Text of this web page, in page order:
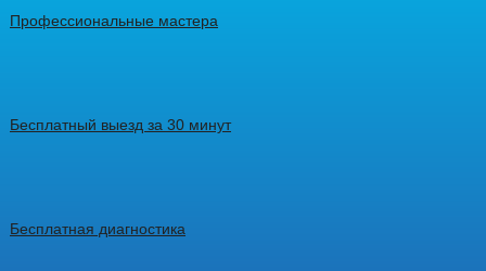
Профессиональные мастера
Бесплатный выезд за 30 минут
Бесплатная диагностика